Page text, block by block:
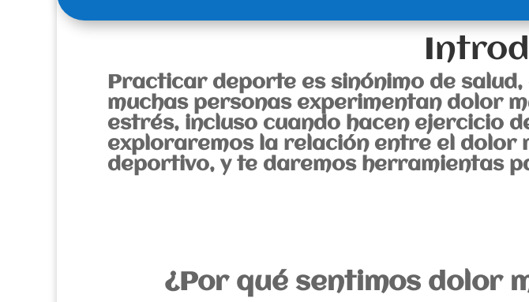
Practicar deporte es sinónimo de
muchas personas experimentan dolor
estrés, incluso cuando hacen ejercicio
exploraremos la relación entre el dolor
deportivo, y te daremos herramientas
¿Por qué sentimos dolor